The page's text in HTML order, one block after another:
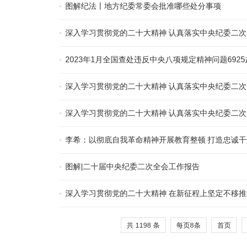
图解纪法丨地方纪委常委会批准哪些处分事项
2023年1月全国查处违反中央八项规定精神问题6925
李希：以彻底自我革命精神开展教育整顿 打造忠诚
图解|二十届中央纪委二次全会工作报告
深入学习贯彻党的二十大精神 在新征程上坚定不移推进全面从严治党 ——在中国共产党第二十届中央纪律
共 1198 条 每页8条 首页